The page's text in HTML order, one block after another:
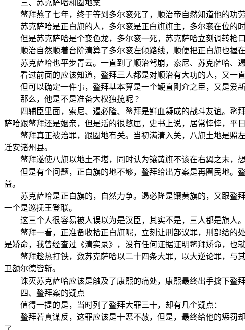
三、苏克萨哈和圈地案
鳌拜熬了七年，终于等到多尔衮死了，顺治帝自然知道他的功劳
苏克萨哈是正白旗的人，多尔衮是正白旗旗主，多尔衮在位的时
但是苏克萨哈是个变色龙，多尔衮一死，苏克萨哈立刻调转枪口
顺治自然顺着台阶清算了多尔衮左倾路线，顺便把正白旗也握在
苏克萨哈也平步青云。一直到了顺治驾崩，索尼、苏克萨哈、遏
看过前面的应该知道，鳌拜三人都是对顺治有大功的人，又一直
但可以确定一件事，鳌拜基本算是一个鲠直刚介之臣，又是爱新
那么，他是不是准备大权独揽呢 ?
四辅臣里面，索尼、遏必隆、鳌拜是鲜血凝成的战斗友谊。鳌
萨哈跟鳌拜还是姻亲，但是活的很憋屈，史书上说，居常悻悻，平
鳌拜真正被治罪，跟圈地有关。当初满清入关，八旗土地是照左
迁安诸州县。
鳌拜遂使八旗以地土不堪，同时认为镶黄旗不该在右翼之末，想
但是有个问题，正白旗的地不够，鳌拜给出方案是再圈民地。鳌
益。
苏克萨哈是正白旗的，自然力争。遏必隆是镶黄旗的，又跟鳌拜
一个是巡抚王登联。
这三个人很容易被人误以为是汉臣，其实不是，三人都是旗人。
鳌拜一看，正准备收拾正白旗呢，立刻让刑部议罪，刑部给的处
是矫命，我曾经查过《清实录》，没有任何证据证明鳌拜矫命，也
鳌拜趁热打铁，数苏克萨哈以二十四条大罪，以大逆论罪，与
卫额尔德皆斩。
诛灭苏克萨哈应该是触及了康熙的痛处，康熙最终出手擒下鳌拜
四、鳌拜案的疑点
值得一提的是，当时列了鳌拜大罪三十，却有几个疑点：
鳌拜若真谋反，这罪应该是十恶不赦，但是，最终给他的惩罚